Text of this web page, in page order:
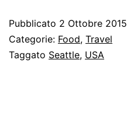
Pubblicato 2 Ottobre 2015
Categorie: Food, Travel
Taggato Seattle, USA